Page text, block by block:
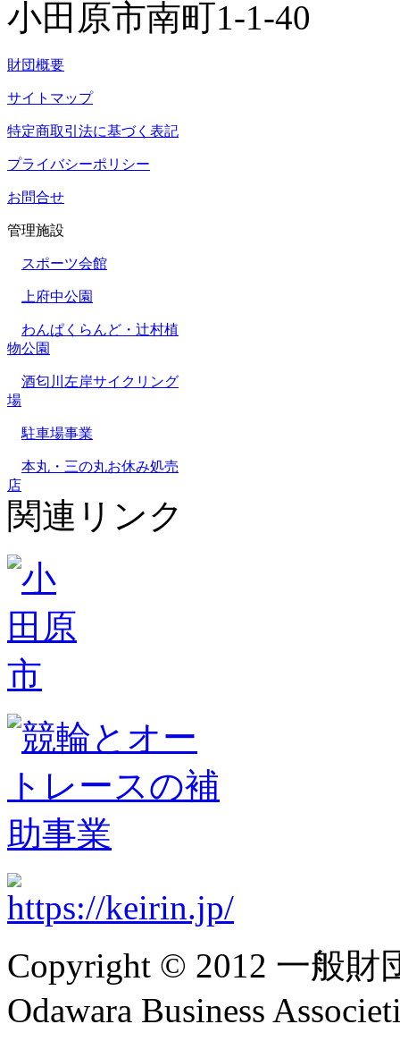
小田原市南町1-1-40
財団概要
サイトマップ
特定商取引法に基づく表記
プライバシーポリシー
お問合せ
管理施設
スポーツ会館
上府中公園
わんぱくらんど・辻村植
物公園
酒匂川左岸サイクリング
場
駐車場事業
本丸・三の丸お休み処売
店
関連リンク
Copyright © 2012 一般財
Odawara Business